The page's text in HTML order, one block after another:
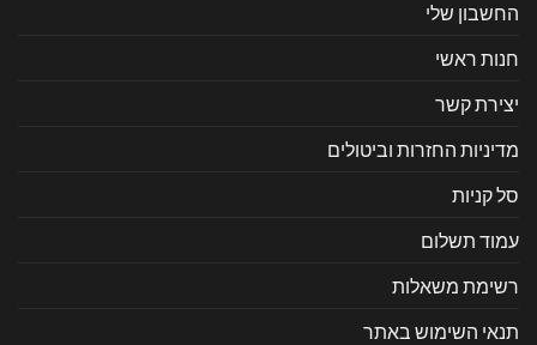
החשבון שלי
חנות ראשי
יצירת קשר
מדיניות החזרות וביטולים
סל קניות
עמוד תשלום
רשימת משאלות
תנאי השימוש באתר